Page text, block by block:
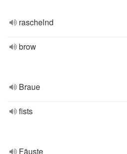
raschelnd
brow
Braue
fists
Fäuste